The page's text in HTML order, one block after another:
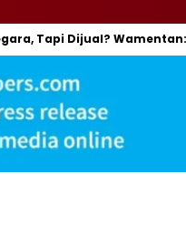
Dijual? Wamentan: Itu